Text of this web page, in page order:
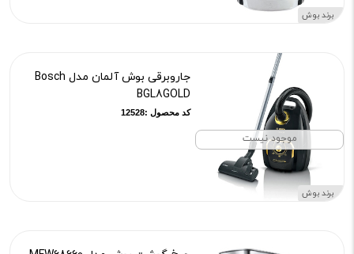
برند بوش
موجود نیست
برند بوش
جاروبرقی بوش آلمان مدل Bosch
BGL8GOLD
کد محصول :12528